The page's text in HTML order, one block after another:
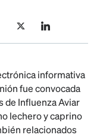
informativa
fue convocada
de Influenza Aviar
lechero y caprino
relacionados